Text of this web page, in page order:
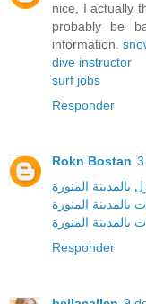
nice, I actually
probably be
information.
dive instructor
surf jobs
Responder
Rokn Bostan
المنورة
المنورة
المنورة
Responder